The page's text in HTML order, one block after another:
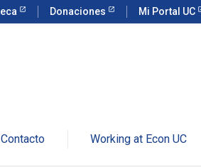
Donaciones Mi Portal UC
Contacto Working at Econ UC